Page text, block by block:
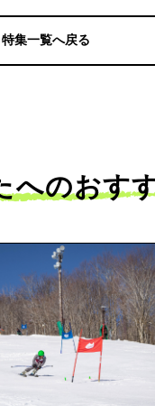
特集一覧へ戻る
へのおす